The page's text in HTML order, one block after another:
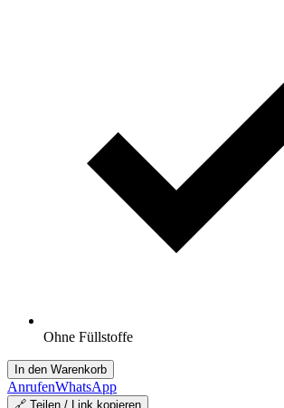
Ohne Füllstoffe
In den Warenkorb
AnrufenWhatsApp
🔗 Teilen / Link kopieren